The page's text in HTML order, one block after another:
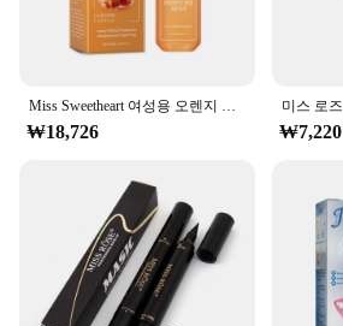
Miss Sweetheart 여성용 오렌지 페로몬 란제스, 가벼운 꽃 노트, 오리지널 데일리 데이트 향수, 100ml
₩18,726 ₩7,220